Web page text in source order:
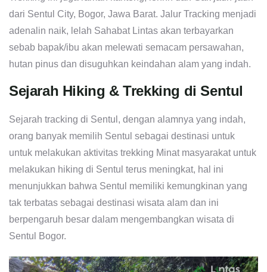
dari Sentul City, Bogor, Jawa Barat. Jalur Tracking menjadi
adenalin naik, lelah Sahabat Lintas akan terbayarkan
sebab bapak/ibu akan melewati semacam persawahan,
hutan pinus dan disuguhkan keindahan alam yang indah.
Sejarah Hiking & Trekking di Sentul
Sejarah tracking di Sentul, dengan alamnya yang indah,
orang banyak memilih Sentul sebagai destinasi untuk
untuk melakukan aktivitas trekking Minat masyarakat untuk
melakukan hiking di Sentul terus meningkat, hal ini
menunjukkan bahwa Sentul memiliki kemungkinan yang
tak terbatas sebagai destinasi wisata alam dan ini
berpengaruh besar dalam mengembangkan wisata di
Sentul Bogor.